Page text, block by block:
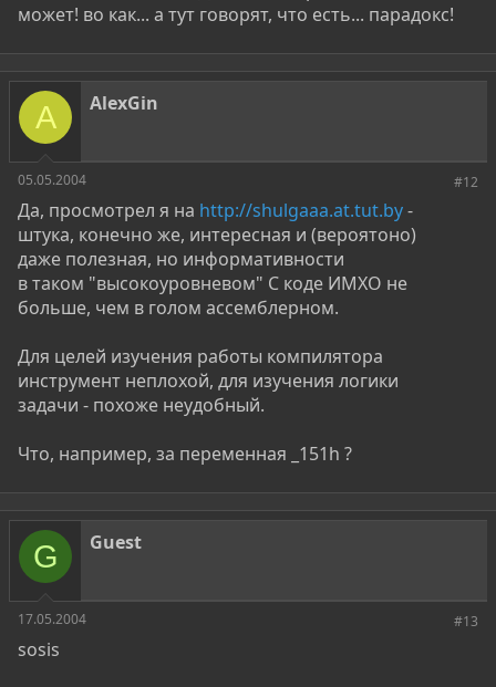
может! во как... а тут говорят, что есть... парадокс!
A AlexGin
05.05.2004 #12
Да, просмотрел я на http://shulgaaa.at.tut.by-
штука, конечно же, интересная и (вероятоно)
даже полезная, но информативности
в таком "высокоуровневом" C коде ИМХО не
больше, чем в голом ассемблерном.
Для целей изучения работы компилятора
инструмент неплохой, для изучения логики
задачи - похоже неудобный.
Что, например, за переменная _151h ?
G Guest
17.05.2004 #13
sosis